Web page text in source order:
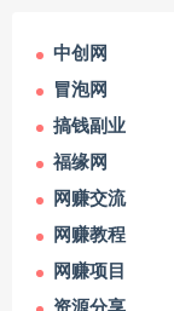
中创网
冒泡网
搞钱副业
福缘网
网赚交流
网赚教程
网赚项目